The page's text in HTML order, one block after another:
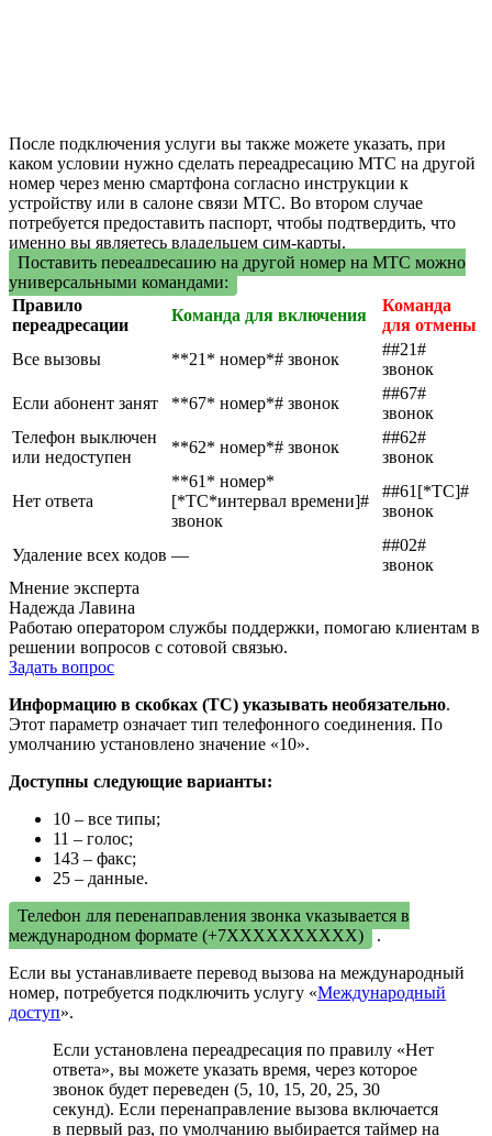
После подключения услуги вы также можете указать, при
каком условии нужно сделать переадресацию МТС на другой
номер через меню смартфона согласно инструкции к
устройству или в салоне связи МТС. Во втором случае
потребуется предоставить паспорт, чтобы подтвердить, что
именно вы являетесь владельцем сим-карты.
Поставить переадресацию на другой номер на МТС можно
универсальными командами:
Правило
переадресации
Команда для включения
Команда
для отмены
Все вызовы
**21* номер*# звонок
##21#
звонок
Если абонент занят
**67* номер*# звонок
##67#
звонок
Телефон выключен
или недоступен
**62* номер*# звонок
##62#
звонок
Нет ответа
**61* номер*
[*ТС*интервал времени]#
звонок
##61[*ТС]#
звонок
Удаление всех кодов —
##02#
звонок
Мнение эксперта
Надежда Лавина
Работаю оператором службы поддержки, помогаю клиентам в
решении вопросов с сотовой связью.
Задать вопрос
Информацию в скобках (ТС) указывать необязательно.
Этот параметр означает тип телефонного соединения. По
умолчанию установлено значение «10».
Доступны следующие варианты:
10 – все типы;
11 – голос;
143 – факс;
25 – данные.
Телефон для перенаправления звонка указывается в
международном формате (+7ХХХХХХХХХХ) .
Если вы устанавливаете перевод вызова на международный
номер, потребуется подключить услугу «Международный
доступ».
Если установлена переадресация по правилу «Нет
ответа», вы можете указать время, через которое
звонок будет переведен (5, 10, 15, 20, 25, 30
секунд). Если перенаправление вызова включается
в первый раз, по умолчанию выбирается таймер на